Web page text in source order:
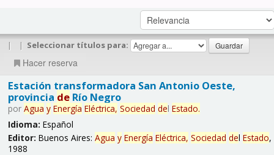
| | Seleccionar títulos para:
Hacer reserva
Estación transformadora San Antonio Oeste,
provincia deRío Negro
por Agua y Energía Eléctrica, Sociedad del Estado.
Idioma: Español
Editor: Buenos Aires: Agua y Energía Eléctrica, Sociedad del Estado,
1988